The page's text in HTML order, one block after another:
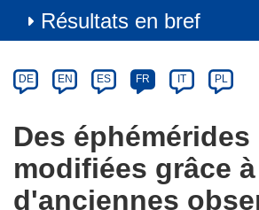
Résultats en bref
Category
Article
available
the
following
languages:
DE EN ES FR IT PL
Des éphémérides
modifiées grâce à
d'anciennes